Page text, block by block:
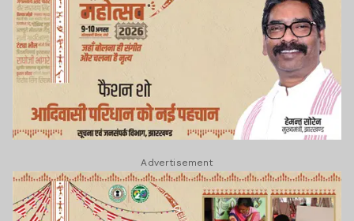
Advertisement